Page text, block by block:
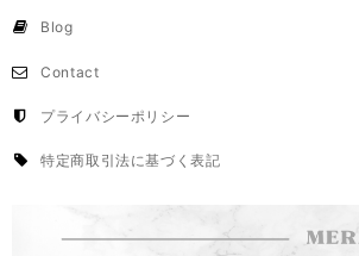
Blog
Contact
プライバシーポリシー
特定商取引法に基づく表記